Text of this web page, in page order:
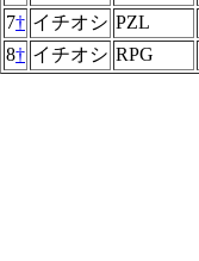
7† イチオシ PZL
8† イチオシ RPG